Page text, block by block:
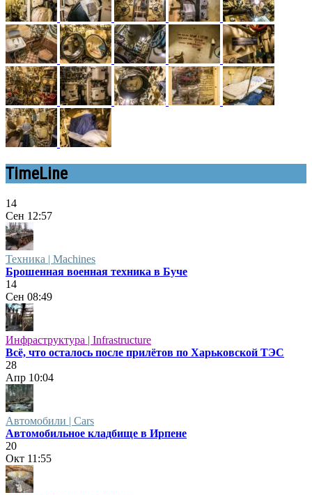
TimeLine
14
Сен 12:57
Техника | Machines
Брошенная военная техника в Буче
14
Сен 08:49
Инфраструктура | Infrastructure
Всё, что осталось после прилётов по Харьковской ТЭС
28
Апр 10:04
Автомобили | Cars
Автомобильное кладбище в Ирпене
20
Окт 11:55